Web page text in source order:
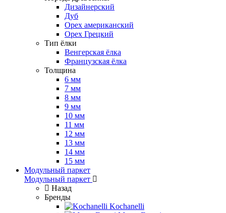
Дизайнерский
Дуб
Орех американский
Орех Грецкий
Тип ёлки
Венгерская ёлка
Французская ёлка
Толщина
6 мм
7 мм
8 мм
9 мм
10 мм
11 мм
12 мм
13 мм
14 мм
15 мм
Модульный паркет
Модульный паркет
Назад
Бренды
Kochanelli